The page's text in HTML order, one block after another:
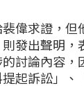
偉求證，但
發出聲明，
討論內容，
起訴訟」、